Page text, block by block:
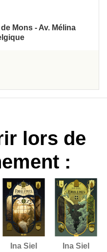
Mons - Av. Mélina
lors de
:
Ina Siel Ina Siel